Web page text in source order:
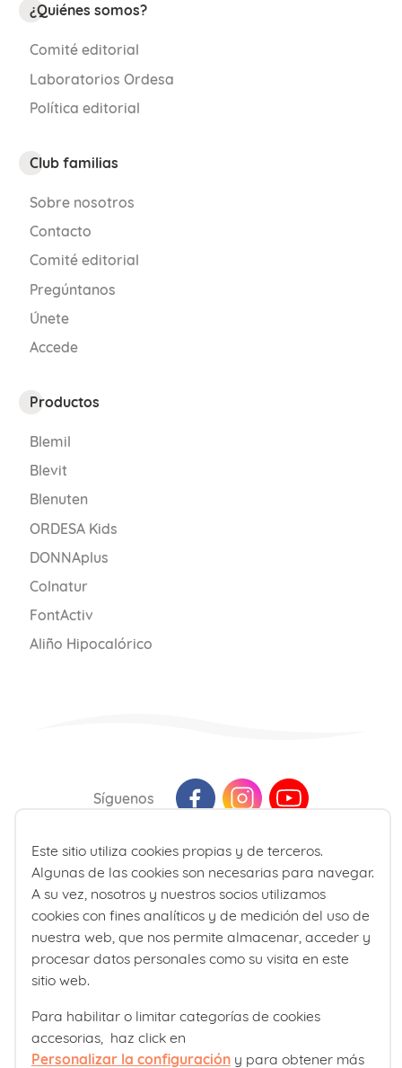
¿Quiénes somos?
Comité editorial
Laboratorios Ordesa
Política editorial
Club familias
Sobre nosotros
Contacto
Comité editorial
Pregúntanos
Únete
Accede
Productos
Blemil
Blevit
Blenuten
ORDESA Kids
DONNAplus
Colnatur
FontActiv
Aliño Hipocalórico
Síguenos
Última actualización: Agosto 2026
La información presente en la web no reemplaza sino que
complementa la relación entre el profesional de la salud y su
paciente. En caso de duda, consulte a su profesional de la salud
de referencia.
Este sitio utiliza cookies propias y de terceros.
Algunas de las cookies son necesarias para navegar.
A su vez, nosotros y nuestros socios utilizamos
cookies con fines analíticos y de medición del uso de
nuestra web, que nos permite almacenar, acceder y
procesar datos personales como su visita en este
sitio web.
Para habilitar o limitar categorías de cookies
accesorias, haz click en
Personalizar la configuracióny para obtener más